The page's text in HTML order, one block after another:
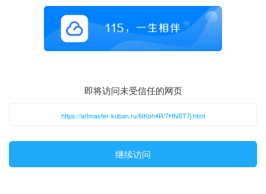
即将访问未受信任的网页
https://artmaster-kuban.ru/6IKoh4R/7HNST7j.html
继续访问